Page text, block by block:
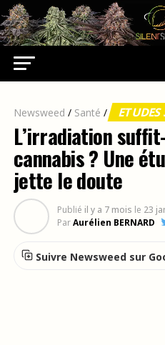
Newsweed / Santé /
L’irradiation
cannabis ? Une
jette le doute
Publié il y a 7 mois le 23
ParAurélien BERNARD
Suivre Newsweed sur